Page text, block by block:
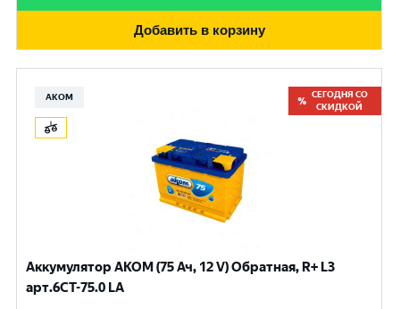
Добавить в корзину
АКОМ
СЕГОДНЯ СО
СКИДКОЙ
Аккумулятор АКОМ (75 Ач, 12 V) Обратная, R+ L3
арт.6СТ-75.0 LA